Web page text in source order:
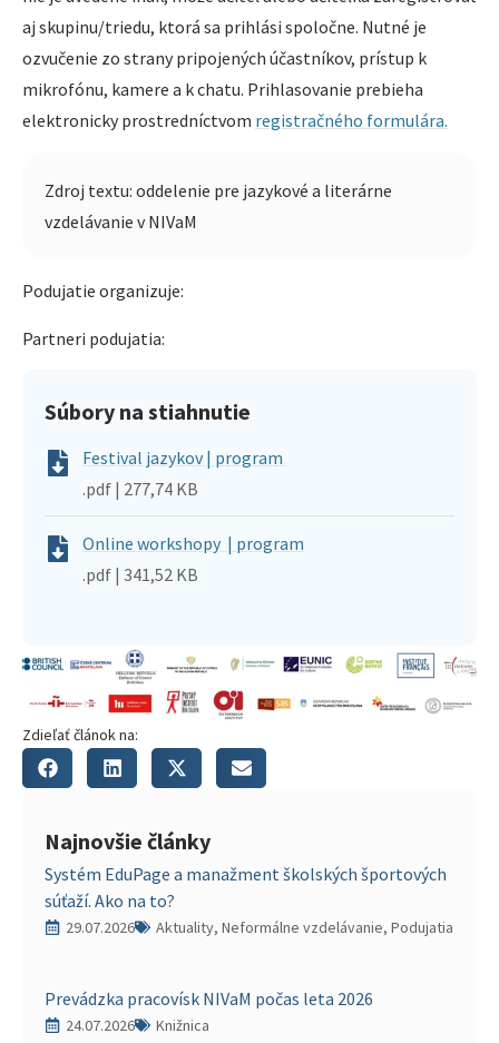
aj skupinu/triedu, ktorá sa prihlási spoločne. Nutné je
ozvučenie zo strany pripojených účastníkov, prístup k
mikrofónu, kamere a k chatu. Prihlasovanie prebieha
elektronicky prostredníctvom registračného formulára.
Zdroj textu: oddelenie pre jazykové a literárne
vzdelávanie v NIVaM
Podujatie organizuje:
Partneri podujatia:
Súbory na stiahnutie
Festival jazykov | program
.pdf | 277,74 KB
Online workshopy | program
.pdf | 341,52 KB
Zdieľať článok na:
Najnovšie články
Systém EduPage a manažment školských športových
súťaží. Ako na to?
29.07.2026 Aktuality, Neformálne vzdelávanie, Podujatia
Prevádzka pracovísk NIVaM počas leta 2026
24.07.2026 Knižnica